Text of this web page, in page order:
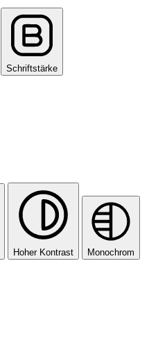
Schriftstärke
Hoher Kontrast Monochrom